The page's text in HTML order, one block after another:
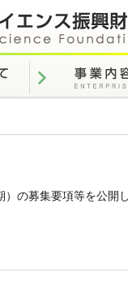
）の募集要項等を公開